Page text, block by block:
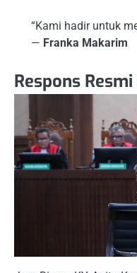
“Kami hadir untuk
— Franka Makarim
Respons